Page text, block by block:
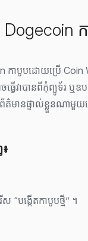
Dogecoin
កាបូបដោយប្រើ
ាចធ្វើវាបានពីកុំព្យូទ័រ
ត៌មានផ្ទាល់ខ្លួនណាមួ
៖
ស “បង្កើតកាបូបថ្មី” ។